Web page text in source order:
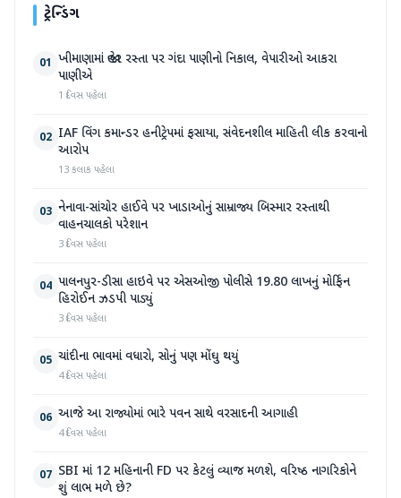
ટ્રેન્ડિંગ
01 ખીમાણામાં જાહેર રસ્તા પર ગંદા પાણીનો નિકાલ, વેપારીઓ આકરા
પાણીએ
1 દિવસ પહેલા
02 IAF વિંગ કમાન્ડર હનીટ્રેપમાં ફસાયા, સંવેદનશીલ માહિતી લીક કરવાનો
આરોપ
13 કલાક પહેલા
03 નેનાવા-સાંચોર હાઈવે પર ખાડાઓનું સામ્રાજ્ય બિસ્માર રસ્તાથી
વાહનચાલકો પરેશાન
3 દિવસ પહેલા
04 પાલનપુર-ડીસા હાઇવે પર એસઓજી પોલીસે 19.80 લાખનું મોર્ફિન
હિરોઈન ઝડપી પાડ્યું
3 દિવસ પહેલા
05 ચાંદીના ભાવમાં વધારો, સોનું પણ મોંઘુ થયું
4 દિવસ પહેલા
06 આજે આ રાજ્યોમાં ભારે પવન સાથે વરસાદની આગાહી
4 દિવસ પહેલા
07 SBI માં 12 મહિનાની FD પર કેટલું વ્યાજ મળશે, વરિષ્ઠ નાગરિકોને
શું લાભ મળે છે?